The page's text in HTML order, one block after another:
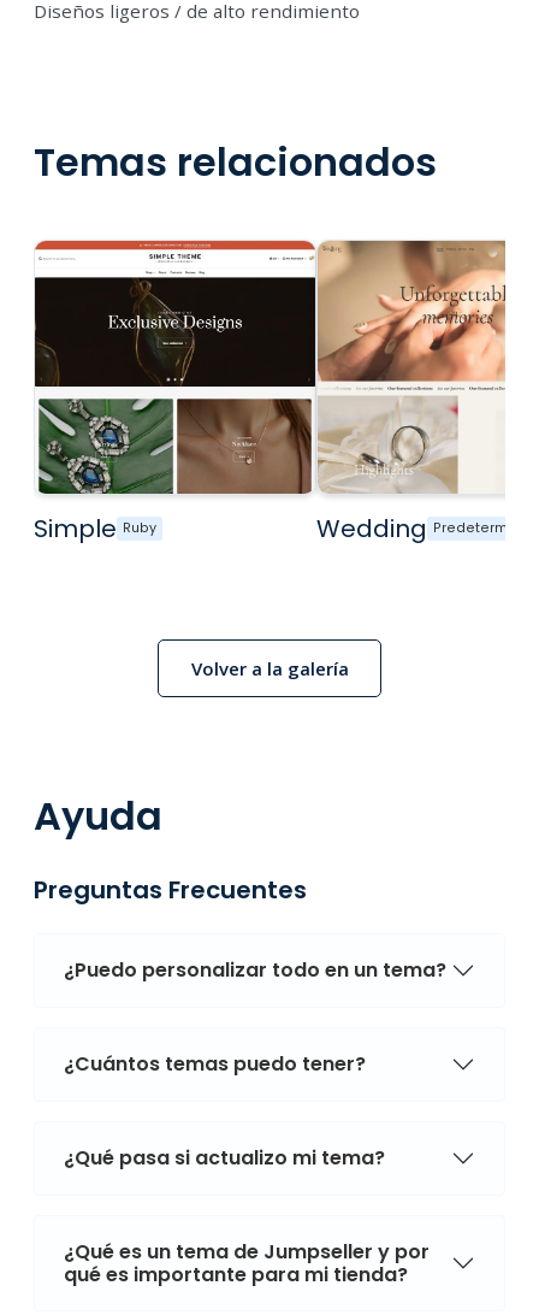
Diseños ligeros / de alto rendimiento
Temas relacionados
Simple Ruby Wedding
Volver a la galería
Ayuda
Preguntas Frecuentes
¿Puedo personalizar todo en un tema?
¿Cuántos temas puedo tener?
¿Qué pasa si actualizo mi tema?
¿Qué es un tema de Jumpseller y por
qué es importante para mi tienda?